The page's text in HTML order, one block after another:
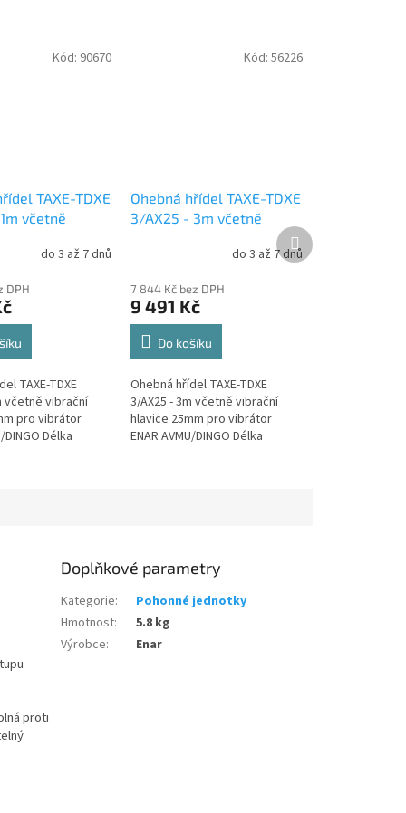
TAXE-TDXE
včetně
ENARdo 3 až 7 dnů
DPH
TAXE-TDXE
včetně vibrační
pro vibrátor
DINGO Délka
Kód: 90670
Ohebná hřídel TAXE-TDXE
3/AX25 - 3m včetně
vibrační hlavice 25mm
pro vibrátor ENARdo 3 až 7 dnů
7 844 Kč bez DPH
9 491 Kč
Do košíku
Ohebná hřídel TAXE-TDXE
3/AX25 - 3m včetně vibrační
hlavice 25mm pro vibrátor
ENAR AVMU/DINGO Délka
Kód: 56226
Další
produkt
proti
Doplňkové parametry
Kategorie:
Pohonné jednotky
Hmotnost:
5.8 kg
Výrobce: Enar